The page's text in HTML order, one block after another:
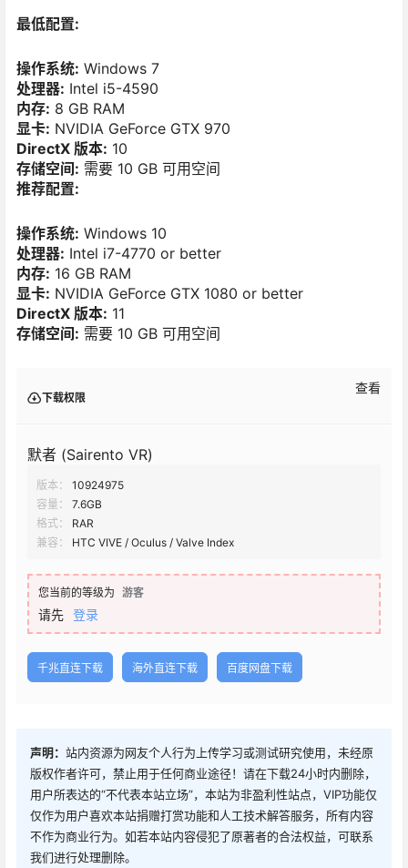
最低配置:
操作系统: Windows 7
处理器: Intel i5-4590
内存: 8 GB RAM
显卡: NVIDIA GeForce GTX 970
DirectX 版本: 10
存储空间: 需要 10 GB 可用空间
推荐配置:
操作系统: Windows 10
处理器: Intel i7-4770 or better
内存: 16 GB RAM
显卡: NVIDIA GeForce GTX 1080 or better
DirectX 版本: 11
存储空间: 需要 10 GB 可用空间
下载权限
查看
默者 (Sairento VR)
版本：
10924975
容量：
7.6GB
格式：
RAR
兼容：
HTC VIVE / Oculus / Valve Index
您当前的等级为 游客
请先 登录
千兆直连下载 海外直连下载 百度网盘下载
声明： 站内资源为网友个人行为上传学习或测试研究使用，未经原
版权作者许可，禁止用于任何商业途径！请在下载24小时内删除，
用户所表达的“不代表本站立场”，本站为非盈利性站点，VIP功能仅
仅作为用户喜欢本站捐赠打赏功能和人工技术解答服务，所有内容
不作为商业行为。如若本站内容侵犯了原著者的合法权益，可联系
我们进行处理删除。